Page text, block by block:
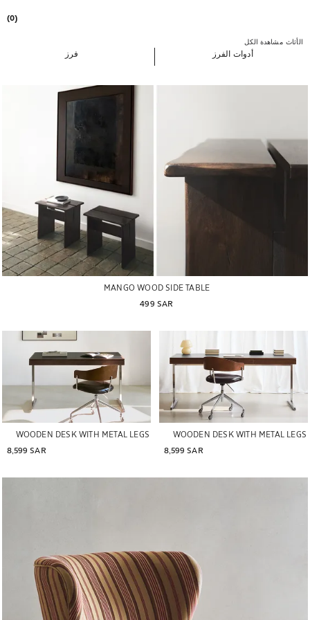
(0)
الأثاث مشاهدة الكل
أدوات الفرز فرز
MANGO WOOD SIDE TABLE
499 SAR
WOODEN DESK WITH METAL LEGS
8,599 SAR
WOODEN DESK WITH METAL LEGS
8,599 SAR
تم تغيير الصورة إلى 1 من 5